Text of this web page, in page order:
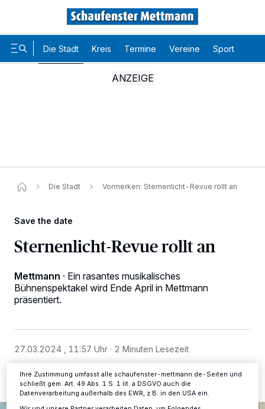
Die Stadt Kreis Termine Vereine Sport
Die Stadt Vormerken: Sternenlicht-Revue rollt an​
Save the date
Sternenlicht-Revue rollt an
Mettmann · Ein rasantes musikalisches
Bühnenspektakel wird Ende April in Mettmann
präsentiert.
27.03.2024 , 11:57 Uhr 2 Minuten Lesezeit
Kennungen auf Ihrem Gerät zu. Durch Auswahl von OK aktivieren Sie
Tracking-Technologien für die unter „Wir und unsere Partner
verarbeiten Daten, um Ihnen Dienste bereitzustellen“ aufgeführten
Zwecke. Wenn Tracker deaktiviert sind, sind manche Inhalte und
ändern oder Ihre Einwilligung zu widerrufen, indem Sie auf den Link
Ihre Einstellungen gelten innerhalb unseres Website. Weitere
Ihre Zustimmung umfasst alle schaufenster-mettmann.de-Seiten und
schließt gem. Art. 49 Abs. 1 S. 1 lit. a DSGVO auch die
Datenverarbeitung außerhalb des EWR, z.B. in den USA ein.